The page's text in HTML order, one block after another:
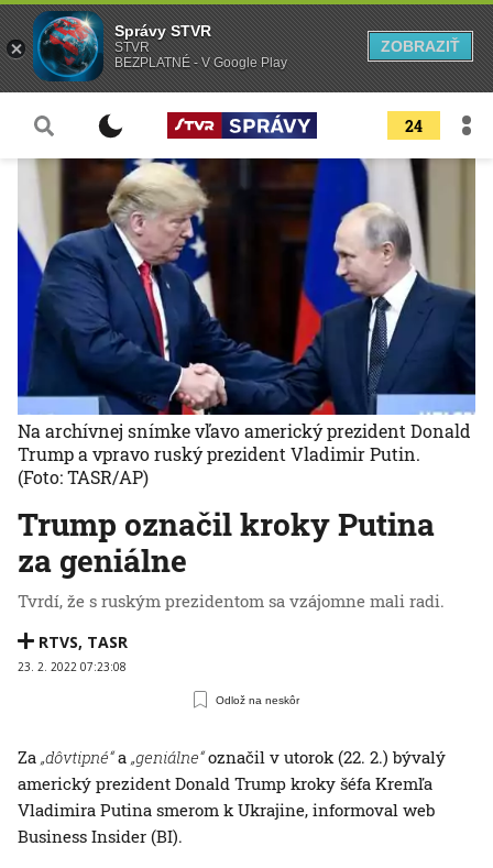
24
Trump označil kroky Putina
za geniálne
Tvrdí, že s ruským prezidentom sa vzájomne mali radi.
RTVS, TASR
23. 2. 2022 07:23:08
Odlož na neskôr
Na archívnej snímke vľavo americký prezident Donald
Trump a vpravo ruský prezident Vladimir Putin.
(Foto: TASR/AP)
Za „dôvtipné“a „geniálne“označil v utorok (22. 2.) bývalý
americký prezident Donald Trump kroky šéfa Kremľa
Vladimira Putina smerom k Ukrajine, informoval web
Business Insider (BI).
Správy STVR
STVR
BEZPLATNÉ - V Google Play
ZOBRAZIŤ